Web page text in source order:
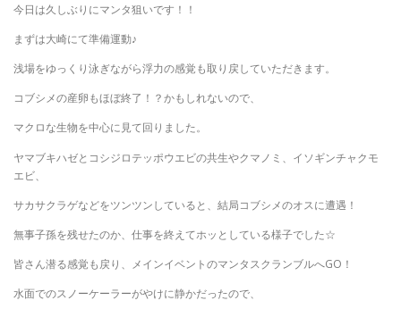
今日は久しぶりにマンタ狙いです！！
まずは大崎にて準備運動♪
浅場をゆっくり泳ぎながら浮力の感覚も取り戻していただきます。
コブシメの産卵もほぼ終了！？かもしれないので、
マクロな生物を中心に見て回りました。
ヤマブキハゼとコシジロテッポウエビの共生やクマノミ、イソギンチャクモ
エビ、
サカサクラゲなどをツンツンしていると、結局コブシメのオスに遭遇！
無事子孫を残せたのか、仕事を終えてホッとしている様子でした☆
皆さん潜る感覚も戻り、メインイベントのマンタスクランブルへGO！
水面でのスノーケーラーがやけに静かだったので、